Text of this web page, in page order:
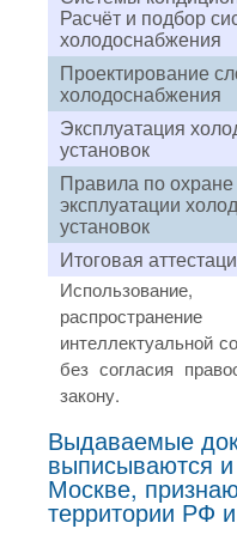
Расчёт и подбор
холодоснабжения
Проектирование
холодоснабжения
Эксплуатация
установок
Правила по охране
эксплуатации
установок
Итоговая
интеллектуальной
без согласия
закону.
Выдаваемые
выписываются и
Москве,
территории РФ